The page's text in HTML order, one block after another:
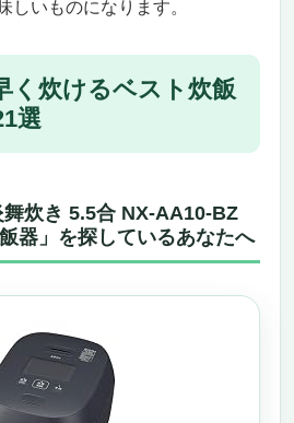
最高、逆にこういう人には向か
）
飯器”を探しているあなたへ、
倒的おすすめ、こんな人には正
、しかも美味しく炊ける理由
能で家族・来客にも余裕
損」と断言できる決定的なポイ
しいものになります。
く炊けるベスト炊飯
選
炊き 5.5合 NX-AA10-BZ
器」を探しているあなたへ